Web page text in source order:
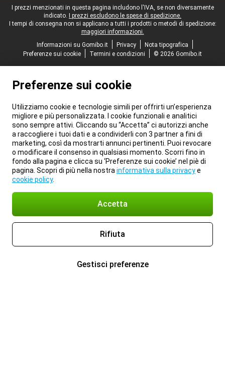
Piè di pagina legale
I prezzi menzionati in questa pagina includono l'IVA, se non diversamente
indicato.
I prezzi escludono le spese di spedizione.
I tempi di consegna non si applicano a tutti i prodotti o metodi di spedizione:
maggiori informazioni.
Informazioni su Gomibo.it
Privacy
Nota tipografica
Preferenze sui cookie
Termini e condizioni © 2026 Gomibo.it
Preferenze sui cookie
Utilizziamo cookie e tecnologie simili per offrirti un’esperienza
migliore e più personalizzata. I cookie funzionali e analitici
sono sempre attivi. Cliccando su “Accetta” ci autorizzi anche
a raccogliere i tuoi dati e a condividerli con 3 partner a fini di
marketing, così da mostrarti annunci pertinenti. Puoi revocare
o modificare il consenso in qualsiasi momento. Scorri fino in
fondo alla pagina e clicca su ‘Preferenze sui cookie’ nel piè di
pagina. Scopri di più nella nostra informativa sulla privacye
cookie policy.
Accetta
Rifiuta
Gestisci preferenze